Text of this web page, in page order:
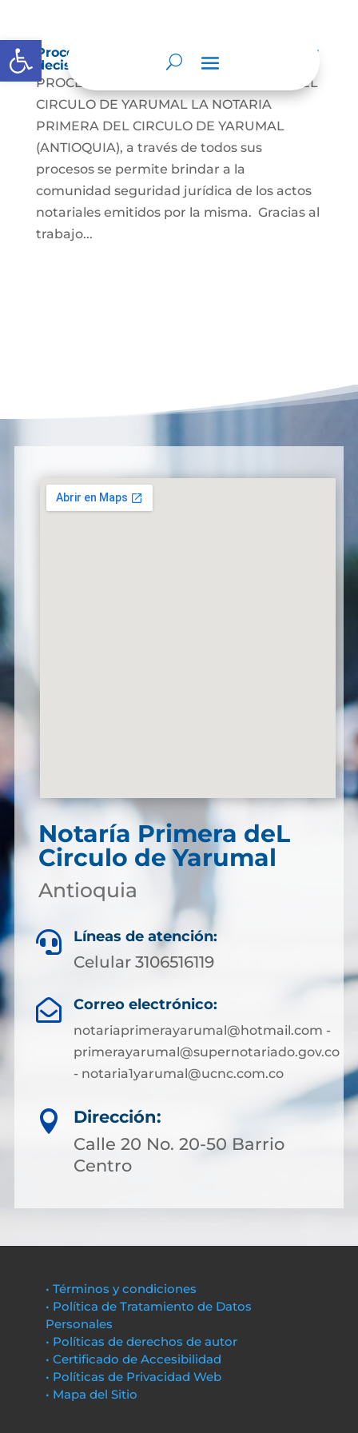
Abrir barra de herramientas
Procedimientos que se siguen para tomar
decisiones en las diferentes áreas
PROCEDIMIENTOS NOTARIA PRIMERA DEL
CIRCULO DE YARUMAL LA NOTARIA
PRIMERA DEL CIRCULO DE YARUMAL
(ANTIOQUIA), a través de todos sus
procesos se permite brindar a la
comunidad seguridad jurídica de los actos
notariales emitidos por la misma. Gracias al
trabajo...
Notaría Primera deL
Circulo de Yarumal
Antioquia
 Líneas de atención:
Celular 3106516119
 Correo electrónico:
notariaprimerayarumal@hotmail.com -
primerayarumal@supernotariado.gov.co
- notaria1yarumal@ucnc.com.co

Dirección:
Calle 20 No. 20-50 Barrio
Centro
• Términos y condiciones
• Política de Tratamiento de Datos
Personales
• Políticas de derechos de autor
• Certificado de Accesibilidad
• Políticas de Privacidad Web
• Mapa del Sitio